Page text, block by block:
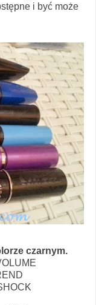
i być może
czarnym.